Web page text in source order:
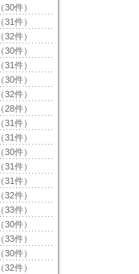
（30件）
（31件）
（32件）
（30件）
（31件）
（30件）
（32件）
（28件）
（31件）
（31件）
（30件）
（31件）
（31件）
（32件）
（33件）
（30件）
（33件）
（30件）
（32件）